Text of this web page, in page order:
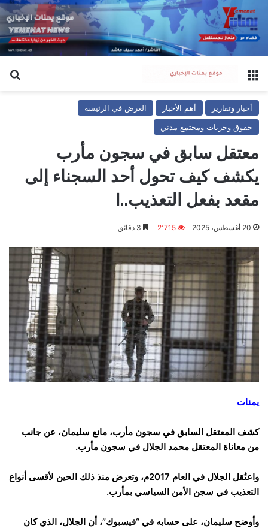
القائمة
أخبار وتقارير أهم الأخبار
العرض في الرئيسة
حقوق وحريات ومجتمع مدني
معتقل سابق في سجون مأرب
يكشف كيف تحول أحد السجناء إلى
مقعد بفعل التعذيب..!
20 أغسطس، 2025 2٬715
يمنات
كشف المعتقل السابق في سجون مأرب، مانع سليمان، عن جانب
من معاناة المعتقل محمد الجلال في سجون مأرب.
واعتُقل الجلال في العام 2017م، وتعرض منذ ذلك الحين لأقسى أنواع
التعذيب في سجن الأمن السياسي بمأرب.
وأوضح سليمان، على حسابه في “فيسبوك”، أن الجلال، الذي كان